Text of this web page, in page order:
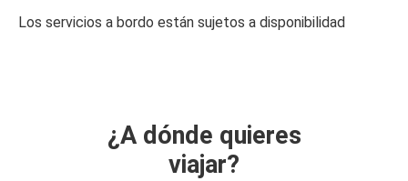
Los servicios a bordo están sujetos a disponibilidad
¿A dónde quieres
viajar?